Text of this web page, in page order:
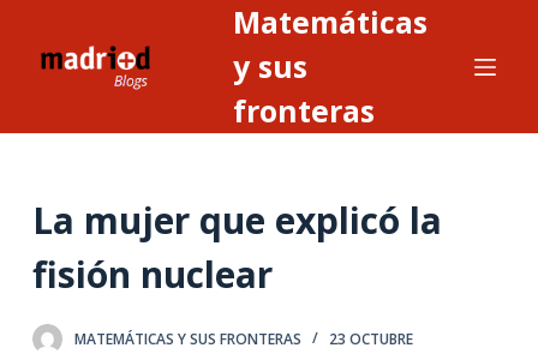
n
Matemáticas
y sus
fronteras
La mujer que explicó la
fisión nuclear
MATEMÁTICAS Y SUS FRONTERAS
23 OCTUBRE